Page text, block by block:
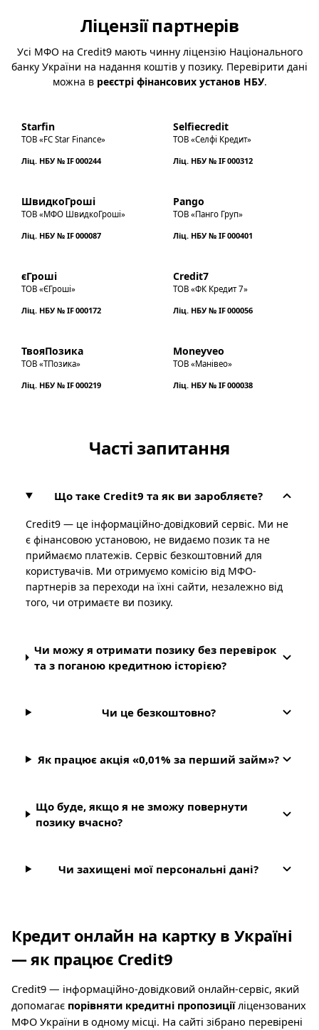
Ліцензії партнерів
Усі МФО на Credit9 мають чинну ліцензію Національного
банку України на надання коштів у позику. Перевірити дані
можна в реєстрі фінансових установ НБУ.
Starfin
ТОВ «FC Star Finance»
Ліц. НБУ № IF 000244
Selfiecredit
ТОВ «Селфі Кредит»
Ліц. НБУ № IF 000312
ШвидкоГроші
ТОВ «МФО ШвидкоГроші»
Ліц. НБУ № IF 000087
Pango
ТОВ «Панго Груп»
Ліц. НБУ № IF 000401
єГроші
ТОВ «ЄГроші»
Ліц. НБУ № IF 000172
Credit7
ТОВ «ФК Кредит 7»
Ліц. НБУ № IF 000056
ТвояПозика
ТОВ «ТПозика»
Ліц. НБУ № IF 000219
Moneyveo
ТОВ «Манівео»
Ліц. НБУ № IF 000038
Часті запитання
Що таке Credit9 та як ви заробляєте?
Credit9 — це інформаційно-довідковий сервіс. Ми не
є фінансовою установою, не видаємо позик та не
приймаємо платежів. Сервіс безкоштовний для
користувачів. Ми отримуємо комісію від МФО-
партнерів за переходи на їхні сайти, незалежно від
того, чи отримаєте ви позику.
Чи можу я отримати позику без перевірок
та з поганою кредитною історією?
Чи це безкоштовно?
Як працює акція «0,01% за перший займ»?
Що буде, якщо я не зможу повернути
позику вчасно?
Чи захищені мої персональні дані?
Кредит онлайн на картку в Україні
— як працює Credit9
Credit9 — інформаційно-довідковий онлайн-сервіс, який
допомагає порівняти кредитні пропозиціїліцензованих
МФО України в одному місці. На сайті зібрано перевірені